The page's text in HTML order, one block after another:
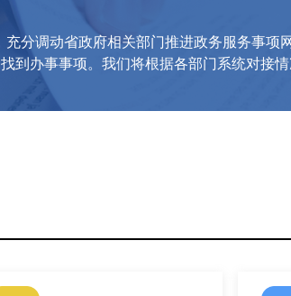
分调动省政府相关部门推进政务服务事
到办事事项。我们将根据各部门系统对接